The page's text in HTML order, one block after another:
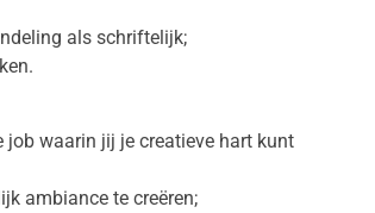
als schriftelijk;
job waarin jij je creatieve hart kunt
ambiance te creëren;